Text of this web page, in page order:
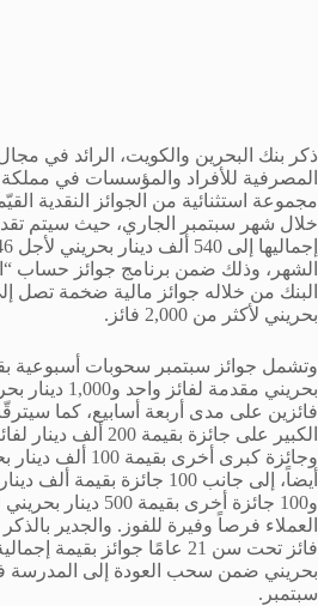
ذكر بنك البحرين والكويت، الرائد في
المصرفية للأفراد والمؤسسات في مملكة
مجموعة استثنائية من الجوائز النقدية
خلال شهر سبتمبر الجاري، حيث سيتم
الشهر، وذلك ضمن برنامج جوائز حساب
بحريني لأكثر من 2,000 فائز.
بحريني مقدمة
فائزين على مدى أربعة أسابيع، كما
الكبير على جائزة
وجائزة كبرى أخرى
أيضاً، إلى جانب 100 جائزة
و100 جائزة أخرى بقيمة
بحريني ضمن سحب العودة إلى المدرسة
سبتمبر.